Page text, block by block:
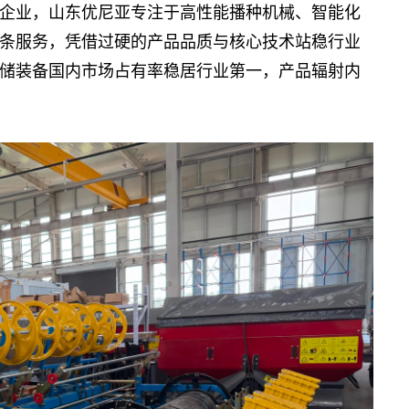
，山东优尼亚专注于高性能播种机械、智能化
服务，凭借过硬的产品品质与核心技术站稳行业
装备国内市场占有率稳居行业第一，产品辐射内